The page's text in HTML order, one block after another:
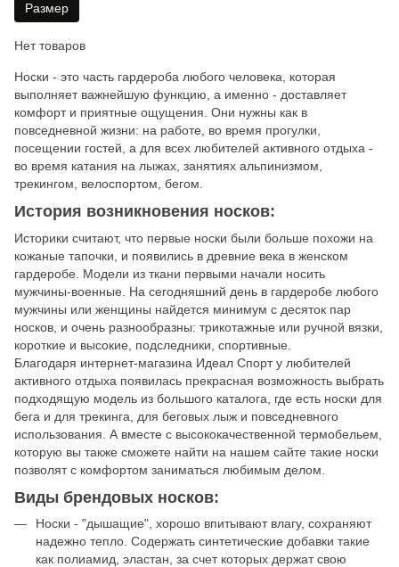
Размер
Нет товаров
Носки - это часть гардероба любого человека, которая
выполняет важнейшую функцию, а именно - доставляет
комфорт и приятные ощущения. Они нужны как в
повседневной жизни: на работе, во время прогулки,
посещении гостей, а для всех любителей активного отдыха -
во время катания на лыжах, занятиях альпинизмом,
трекингом, велоспортом, бегом.
История возникновения носков:
Историки считают, что первые носки были больше похожи на
кожаные тапочки, и появились в древние века в женском
гардеробе. Модели из ткани первыми начали носить
мужчины-военные. На сегодняшний день в гардеробе любого
мужчины или женщины найдется минимум с десяток пар
носков, и очень разнообразны: трикотажные или ручной вязки,
короткие и высокие, подследники, спортивные.
Благодаря интернет-магазина Идеал Спорт у любителей
активного отдыха появилась прекрасная возможность выбрать
подходящую модель из большого каталога, где есть носки для
бега и для трекинга, для беговых лыж и повседневного
использования. А вместе с высококачественной термобельем,
которую вы также сможете найти на нашем сайте такие носки
позволят с комфортом заниматься любимым делом.
Виды брендовых носков:
Носки - "дышащие", хорошо впитывают влагу, сохраняют
надежно тепло. Содержать синтетические добавки такие
как полиамид, эластан, за счет которых держат свою